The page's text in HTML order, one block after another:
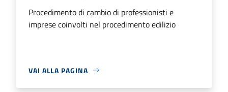
Procedimento di cambio di professionisti e
imprese coinvolti nel procedimento edilizio
VAI ALLA PAGINA